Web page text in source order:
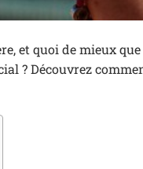
et quoi de mieux
? Découvrez